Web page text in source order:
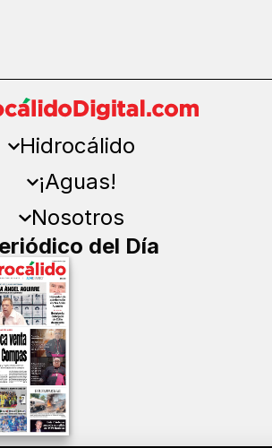
Hidrocálido
¡Aguas!
Nosotros
del Día